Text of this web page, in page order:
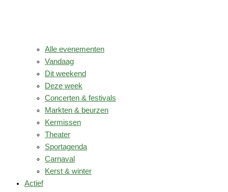
Alle evenementen
Vandaag
Dit weekend
Deze week
Concerten & festivals
Markten & beurzen
Kermissen
Theater
Sportagenda
Carnaval
Kerst & winter
Actief